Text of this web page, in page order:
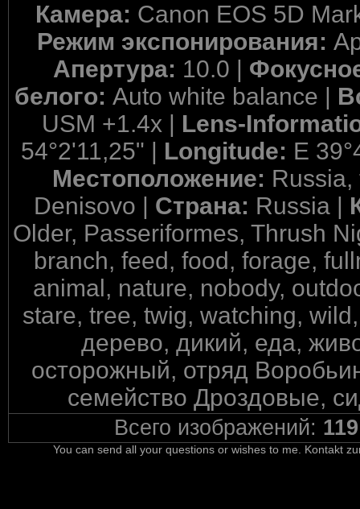
Камера: Canon EOS 5D
Режим экспонирования:
Апертура: 10.0 |
белого:Auto white balance |
USM +1.4x | Lens-
54°2'11,25" | Longitude: E
Местоположение:
Denisovo | Страна: Russia |
Older, Passeriformes, Thrush
branch, feed, food, forage,
animal, nature, nobody,
stare, tree, twig, watching,
дерево, дикий, еда,
осторожный, отряд
семейство Дроздовые,
Всего изображений: 119
You can send all your questions or wishes to me. Kontakt